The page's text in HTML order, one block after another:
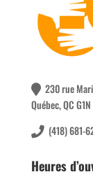
230 rue
Québec, QC
(418) 681-
Heures